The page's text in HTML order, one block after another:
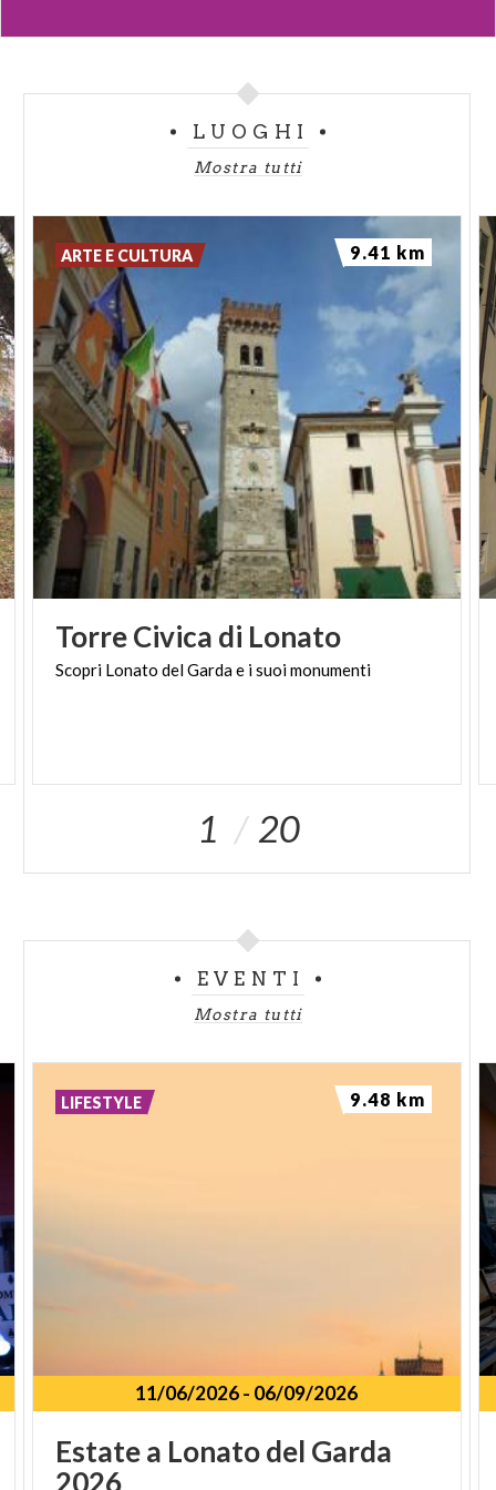
LUOGHI
Mostra tutti
TorreCivica di Lonato
Scopri Lonato delGardae isuoimonumenti
ARTE E CULTURA 9.41 km
1 20
EVENTI
Mostra tutti
11/06/2026- 06/09/2026
Estatea Lonatodel Garda
2026
LIFESTYLE 9.48 km